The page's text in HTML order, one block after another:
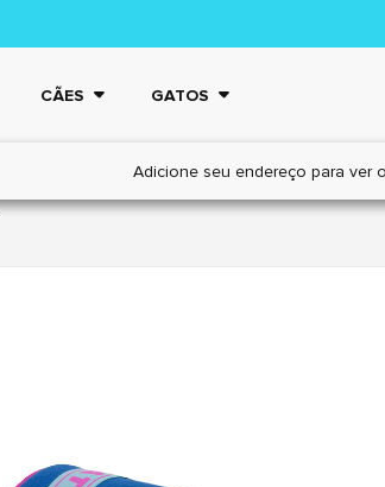
CÃES GATOS
Adicione seu endereço para ver